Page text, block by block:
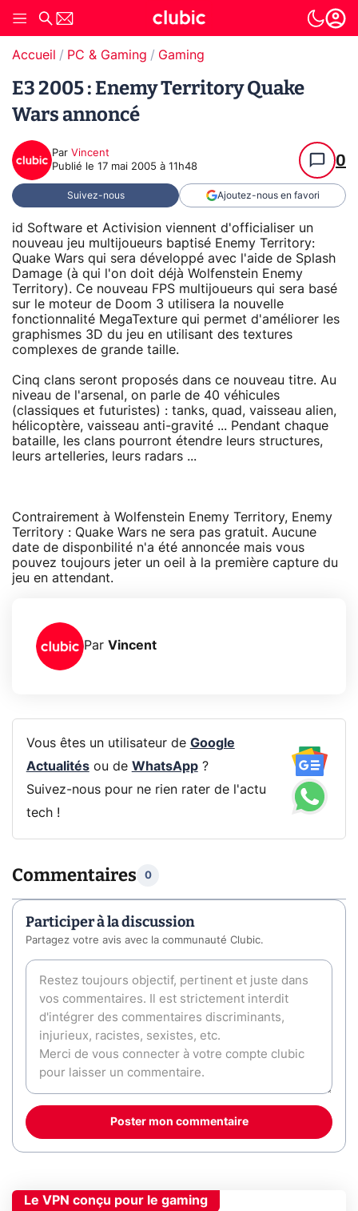
Accueil PC & Gaming Gaming
E3 2005 : Enemy Territory Quake
Wars annoncé
Par Vincent
Publié le 17 mai 2005 à 11h48 0
Suivez-nous Ajoutez-nous en favori
id Software et Activision viennent d'officialiser un
nouveau jeu multijoueurs baptisé Enemy Territory:
Quake Wars qui sera développé avec l'aide de Splash
Damage (à qui l'on doit déjà Wolfenstein Enemy
Territory). Ce nouveau FPS multijoueurs qui sera basé
sur le moteur de Doom 3 utilisera la nouvelle
fonctionnalité MegaTexture qui permet d'améliorer les
graphismes 3D du jeu en utilisant des textures
complexes de grande taille.
Cinq clans seront proposés dans ce nouveau titre. Au
niveau de l'arsenal, on parle de 40 véhicules
(classiques et futuristes) : tanks, quad, vaisseau alien,
hélicoptère, vaisseau anti-gravité ... Pendant chaque
bataille, les clans pourront étendre leurs structures,
leurs artelleries, leurs radars ...
Contrairement à Wolfenstein Enemy Territory, Enemy
Territory : Quake Wars ne sera pas gratuit. Aucune
date de disponbilité n'a été annoncée mais vous
pouvez toujours jeter un oeil à la première capture du
jeu en attendant.
Par Vincent
Vous êtes un utilisateur de Google
Actualitésou de WhatsApp?
Suivez-nous pour ne rien rater de l'actu
tech !
Commentaires 0
Participer à la discussion
Partagez votre avis avec la communauté Clubic.
Poster mon commentaire
Le VPN conçu pour le gaming